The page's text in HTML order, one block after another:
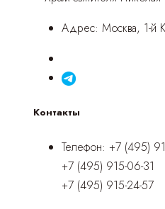
Адрес: Москва, 1-й
Контакты
Телефон: +7 (495)
+7 (495) 915-06-31
+7 (495) 915-24-57